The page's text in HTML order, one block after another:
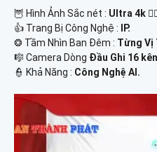
🦉 Hình Ảnh Sắc nét : Ultra 4k
👍 Trang Bị Công Nghệ :
IP.
❂ Tầm Nhìn Ban Đêm : Từng Vị
🎼️ Camera Dòng Đầu Ghi 16
️👮 Khả Năng : Công Nghệ AI.